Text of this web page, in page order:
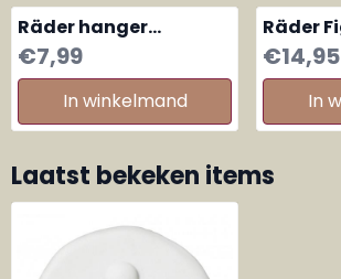
Räder hanger
porselein met shawl
Hert Rendier wit
Prijs: 7,99
€7,99
In winkelmand
Räder
Prijs: 14,95
€14,95
In
Laatst bekeken items